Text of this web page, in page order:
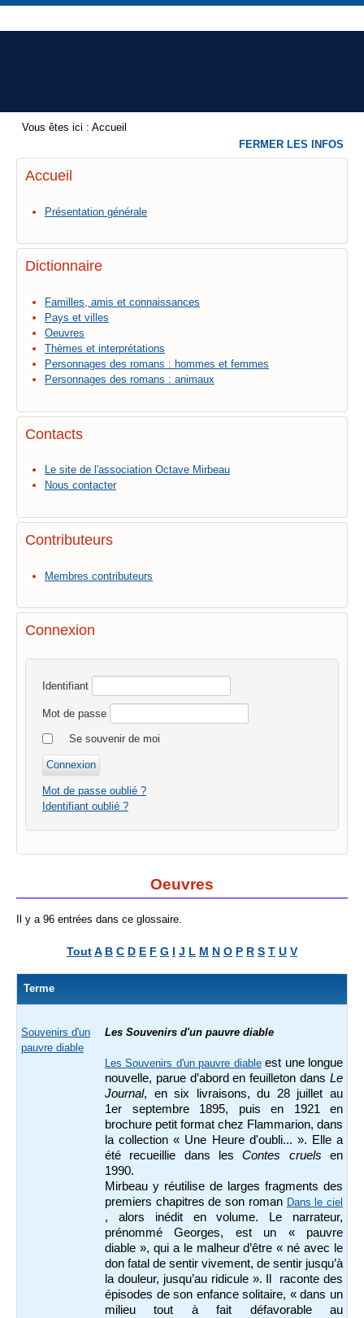
Vous êtes ici : Accueil
Accueil
Présentation générale
Dictionnaire
Familles, amis et connaissances
Pays et villes
Oeuvres
Thèmes et interprétations
Personnages des romans : hommes et femmes
Personnages des romans : animaux
Contacts
Le site de l'association Octave Mirbeau
Nous contacter
Contributeurs
Membres contributeurs
Connexion
Identifiant
Mot de passe
Se souvenir de moi
Mot de passe oublié ?
Identifiant oublié ?
Oeuvres
Il y a 96 entrées dans ce glossaire.
ToutA B C D E F G I J L M N O P R S T U V
Terme
Souvenirs d'un
pauvre diable
Les Souvenirs d'un pauvre diable
Les Souvenirs d'un pauvre diable est une longue
nouvelle, parue d’abord en feuilleton dans Le
Journal, en six livraisons, du 28 juillet au
1er septembre 1895, puis en 1921 en
brochure petit format chez Flammarion, dans
la collection « Une Heure d'oubli... ». Elle a
été recueillie dans lesContes cruels en
1990.
Mirbeau y réutilise de larges fragments des
premiers chapitres de son roman Dans le ciel
, alors inédit en volume. Le narrateur,
prénommé Georges, est un « pauvre
diable », qui a le malheur d’être « né avec le
don fatal de sentir vivement, de sentir jusqu’à
la douleur, jusqu’au ridicule ». Il
raconte des
épisodes de son enfance solitaire, «dans un
milieu tout à fait défavorable au
FERMER LES INFOS